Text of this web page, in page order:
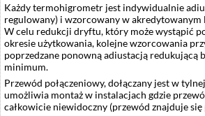
Każdy termohigrometr jest indywidualnie
regulowany) i wzorcowany w
W celu redukcji dryftu, który może wystąpić
okresie użytkowania, kolejne wzorcowania
poprzedzane ponowną adiustacją redukującą
minimum.
Przewód połączeniowy, dołączany jest w
umożliwia montaż w instalacjach gdzie
całkowicie niewidoczny (przewód znajduje